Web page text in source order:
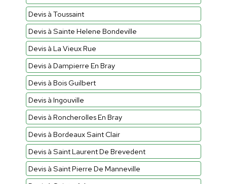
Devis à Toussaint
Devis à Sainte Helene Bondeville
Devis à La Vieux Rue
Devis à Dampierre En Bray
Devis à Bois Guilbert
Devis à Ingouville
Devis à Roncherolles En Bray
Devis à Bordeaux Saint Clair
Devis à Saint Laurent De Brevedent
Devis à Saint Pierre De Manneville